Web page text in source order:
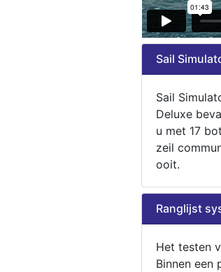
Sail
Sail
Deluxe
u met 17
zeil
ooit.
Ranglijst
Het testen
Binnen een